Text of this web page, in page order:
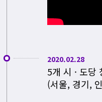
2020.02.28
5개 시 · 도당
(서울, 경기,